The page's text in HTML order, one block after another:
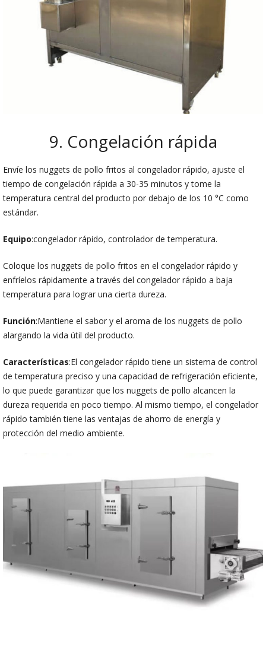
9. Congelación rápida
Envíe los nuggets de pollo fritos al congelador rápido, ajuste el
tiempo de congelación rápida a 30-35 minutos y tome la
temperatura central del producto por debajo de los 10 °C como
estándar.
Equipo:congelador rápido, controlador de temperatura.
Coloque los nuggets de pollo fritos en el congelador rápido y
enfríelos rápidamente a través del congelador rápido a baja
temperatura para lograr una cierta dureza.
Función:Mantiene el sabor y el aroma de los nuggets de pollo
alargando la vida útil del producto.
Características:El congelador rápido tiene un sistema de control
de temperatura preciso y una capacidad de refrigeración eficiente,
lo que puede garantizar que los nuggets de pollo alcancen la
dureza requerida en poco tiempo. Al mismo tiempo, el congelador
rápido también tiene las ventajas de ahorro de energía y
protección del medio ambiente.